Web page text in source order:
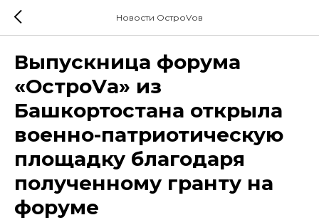
Новости ОстроVов
Выпускница форума
«ОстроVа» из
Башкортостана открыла
военно-патриотическую
площадку благодаря
полученному гранту на
форуме